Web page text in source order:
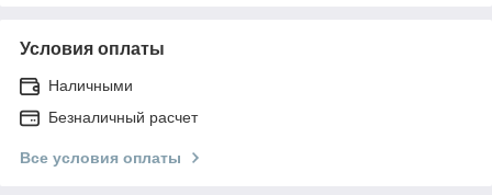
Условия оплаты
Наличными
Безналичный расчет
Все условия оплаты